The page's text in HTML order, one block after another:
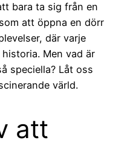
bara ta sig från en
att öppna en dörr
där varje
Men vad är
speciella? Låt oss
värld.
att